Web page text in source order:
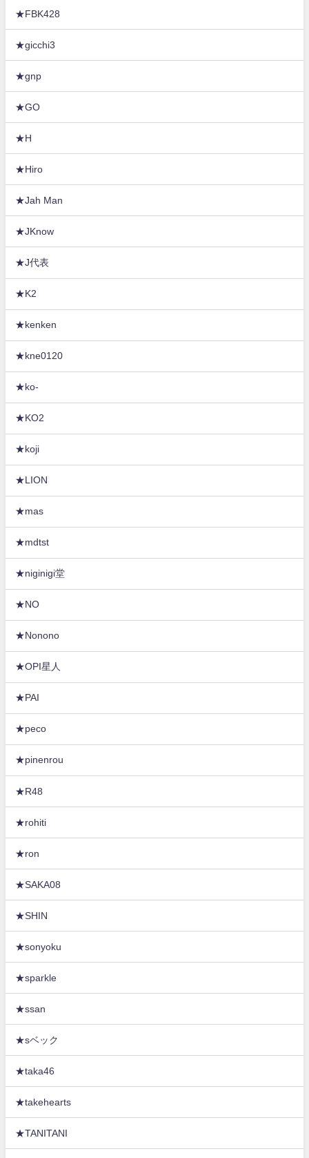
★FBK428
★gicchi3
★gnp
★GO
★H
★Hiro
★Jah Man
★JKnow
★J代表
★K2
★kenken
★kne0120
★ko-
★KO2
★koji
★LION
★mas
★mdtst
★niginigi堂
★NO
★Nonono
★OPI星人
★PAI
★peco
★pinenrou
★R48
★rohiti
★ron
★SAKA08
★SHIN
★sonyoku
★sparkle
★ssan
★sベック
★taka46
★takehearts
★TANITANI